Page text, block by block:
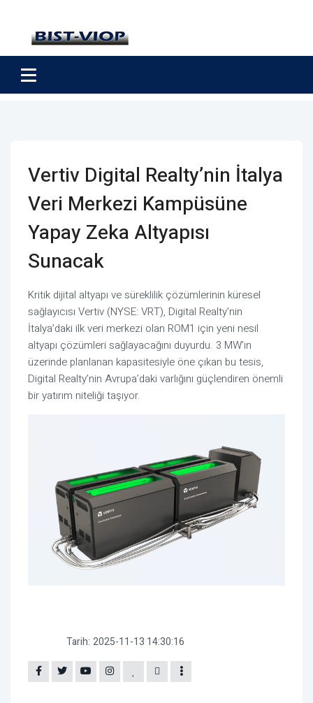
Vertiv Digital Realty’nin İtalya
Veri Merkezi Kampüsüne
Yapay Zeka Altyapısı
Sunacak
Kritik dijital altyapı ve süreklilik çözümlerinin küresel
sağlayıcısı Vertiv (NYSE: VRT), Digital Realty’nin
İtalya’daki ilk veri merkezi olan ROM1 için yeni nesil
altyapı çözümleri sağlayacağını duyurdu. 3 MW’ın
üzerinde planlanan kapasitesiyle öne çıkan bu tesis,
Digital Realty’nin Avrupa’daki varlığını güçlendiren önemli
bir yatırım niteliği taşıyor.
Tarih: 2025-11-13 14:30:16